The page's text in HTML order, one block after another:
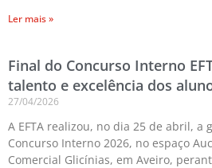
Ler mais »
Final do Concurso Interno
talento e excelência dos
27/04/2026
A EFTA realizou, no dia 25 de abril, a
Concurso Interno 2026, no espaço
Comercial Glicínias, em Aveiro,